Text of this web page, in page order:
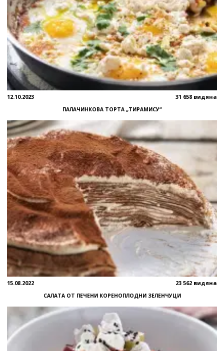
12.10.2023 31 658 видяна
ПАЛАЧИНКОВА ТОРТА „ТИРАМИСУ“
15.08.2022 23 562 видяна
САЛАТА ОТ ПЕЧЕНИ КОРЕНОПЛОДНИ ЗЕЛЕНЧУЦИ